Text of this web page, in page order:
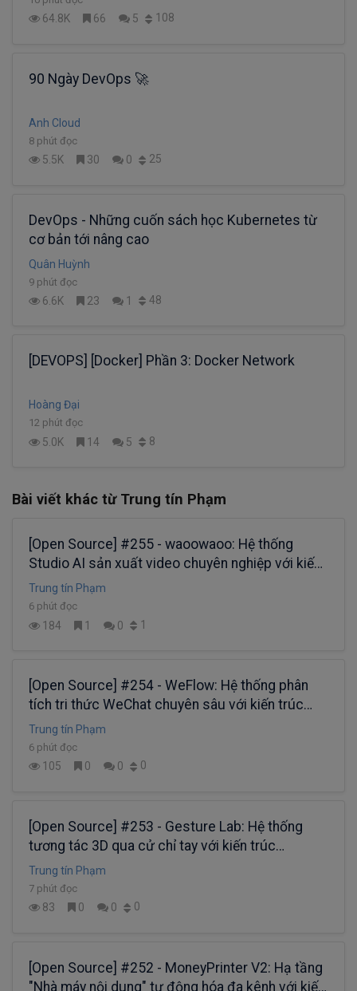
64.8K 66 5 108
90 Ngày DevOps 🚀
Anh Cloud
8 phút đọc
5.5K 30 0 25
DevOps - Những cuốn sách học Kubernetes từ
cơ bản tới nâng cao
Quân Huỳnh
9 phút đọc
6.6K 23 1 48
[DEVOPS] [Docker] Phần 3: Docker Network
Hoàng Đại
12 phút đọc
5.0K 14 5 8
Bài viết khác từ Trung tín Phạm
[Open Source] #255 - waoowaoo: Hệ thống
Studio AI sản xuất video chuyên nghiệp với kiến
trúc Next.js 15, BullMQ và cơ chế điều phối
Agentic Film-making Workflows
Trung tín Phạm
6 phút đọc
184 1 0 1
[Open Source] #254 - WeFlow: Hệ thống phân
tích tri thức WeChat chuyên sâu với kiến trúc
Electron, cơ chế Native FFI và hạ tầng xử lý dữ
liệu đa luồng (Worker Threads)
Trung tín Phạm
6 phút đọc
105 0 0 0
[Open Source] #253 - Gesture Lab: Hệ thống
tương tác 3D qua cử chỉ tay với kiến trúc
Three.js, MediaPipe AI và cơ chế điều phối vật lý
Rapier3D trên trình duyệt
Trung tín Phạm
7 phút đọc
83 0 0 0
[Open Source] #252 - MoneyPrinter V2: Hạ tầng
"Nhà máy nội dung" tự động hóa đa kênh với kiến